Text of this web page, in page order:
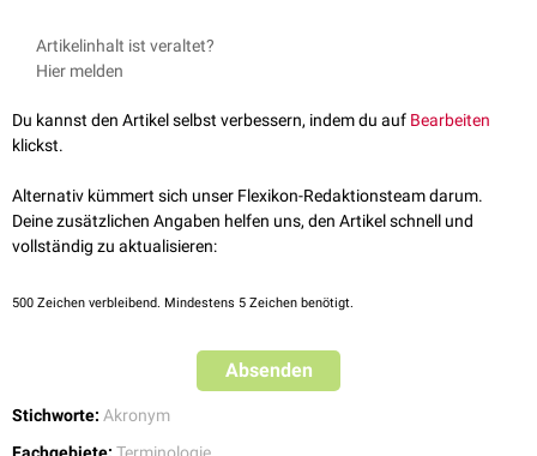
Artikelinhalt ist veraltet?
Hier melden
Du kannst den Artikel selbst verbessern, indem du auf Bearbeiten
klickst.
Alternativ kümmert sich unser Flexikon-Redaktionsteam darum.
Deine zusätzlichen Angaben helfen uns, den Artikel schnell und
vollständig zu aktualisieren:
500 Zeichen verbleibend. Mindestens 5 Zeichen benötigt.
Absenden
Stichworte: Akronym